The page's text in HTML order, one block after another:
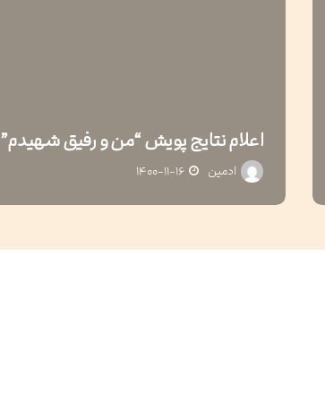
اعلام نتایج پویش “من و رفیق شهیدم”
ادمین ۱۴۰۰-۱۱-۱۶